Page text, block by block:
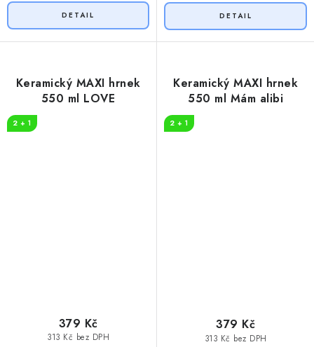
Keramický MAXI hrnek
550 ml LOVE
2 + 1
313 Kč bez DPH
379 Kč
Keramický MAXI hrnek
550 ml Mám alibi
2 + 1
313 Kč bez DPH
379 Kč